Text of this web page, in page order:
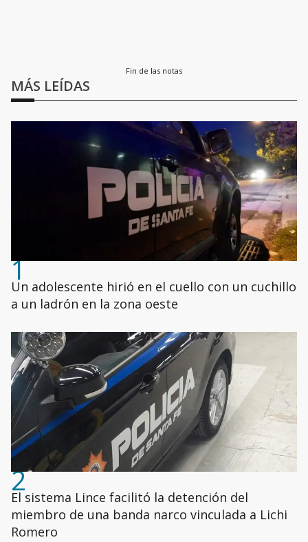
Fin de las notas
MÁS LEÍDAS
1
Un adolescente hirió en el cuello con un cuchillo
a un ladrón en la zona oeste
2
El sistema Lince facilitó la detención del
miembro de una banda narco vinculada a Lichi
Romero